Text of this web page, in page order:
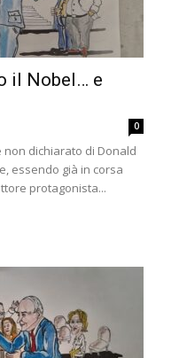
il Nobel… e
0
non dichiarato di Donald
essendo già in corsa
protagonista...